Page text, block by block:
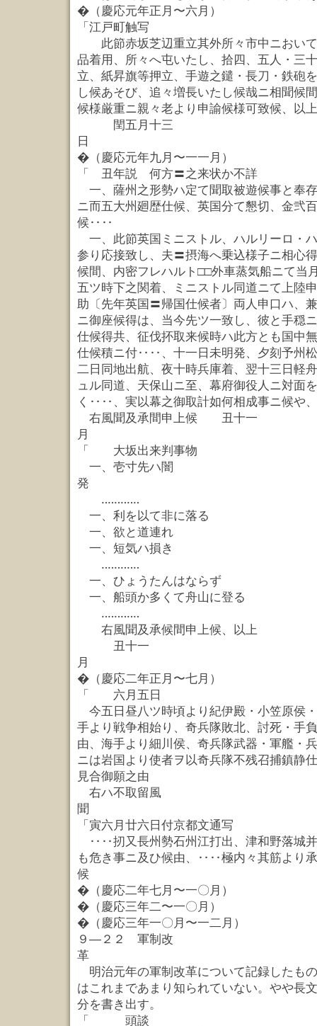
�（慶応元年正月〜六月）
「江戸町触写
此節赤坂芝辺重立其外所々市中ニおいて
品着用、所々へ屯いたし、拾四、五人・三
立、紙昇旗等押立、手遊之鑓・長刀・鉄砲
し候あそび、追々増長いたし候哉ニ相聞候
候様厳重ニ親々老より申諭候様可致候、以上
閏五月十三
日
�（慶応元年九月〜一一月）
「 丑年説 何方〓之来状か不詳
一、薩州之形勢ハ定て聞取被遊候事と奉
ニ而五大州廻歴仕候、英国分て懇切、金弐
候‥‥
一、此節英国ミニストル、ハルリーロ・
参り応接致し、夫〓摂海へ乗込様子ニ相心
候間、内密フレハルト□□外車蒸気船ニて当
五ツ時下之関着、ミニストル同道ニて上陸
助〔先年英国〓帰国仕候者〕両人申口ハ、
ニ御座候得は、当今先ツ一致し、彼と手穏
仕候得共、征伐抔取来候時ハ此方とも国中
仕候積ニ付‥‥、十一日未明発、夕刻予州
二日同地出航、夜十時兵庫着、翌十三日軽
ュル同道、天保山ニ至、幕府御役人ニ対面
く‥‥、実以幕之御取計如何相成事ニ候や
右風聞及承間申上候 丑十一
月
「 大坂出来判事物
一、壱寸先ハ闇
発
‥‥‥‥‥‥
一、利を以て非に落
一、欲と道連れ
一、短気ハ損き
‥‥‥‥‥‥
一、ひょうたんはなら
一、船頭か多くて舟山に
‥‥‥‥‥‥
右風聞及承候間申上候、以上
丑十一
月
�（慶応二年正月〜七月）
「 六月五日
今五日昼八ツ時頃より紀伊殿・小笠原侯
手より戦争相始り、奇兵隊敗北、討死・手
由、海手より細川侯、奇兵隊武器・軍艦・
ニは岩国より使者ヲ以奇兵隊不残召捕鎮静
見合御願之由
右ハ不取留風
聞
「寅六月廿六日付京都文通写
‥‥扨又長州勢石州江打出、津和野落城
も危き事ニ及ひ候由、‥‥極内々其筋より
候
�（慶応二年七月〜一〇月）
�（慶応三年二〜一〇月）
�（慶応三年一〇月〜一二月）
９—２２ 軍制改
革
明治元年の軍制改革について記録したも
はこれまであまり知られていない。やや長
分を書き出す。
「 頭談